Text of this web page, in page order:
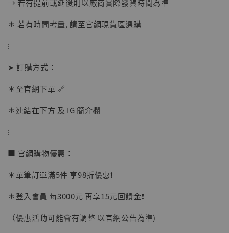
加購優惠【讓子彈飛 鵝城縣長 張麻子 [BK01]】
→ 若有提前或延後則以廠商實際發貨時間為準
＊ 若有時間考量, 請至官網現貨區選購
⁝
➤ 訂購方式：
＊至官網下單 🔗
＊連結在下方 及 IG 簡介欄
⁝
■ 官網購物優惠：
＊單筆訂單滿5件 享98折優惠❗️
＊登入會員 每3000元 再享15元回饋金❗️
（優惠活動可能會有調整 以官網公告為準)